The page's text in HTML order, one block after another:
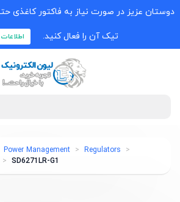
دوستان عزیز در صورت نیاز به فاکتور کاغذی
تیک آن را فعال کنید.
Power Management
Regulators
SD6271LR-G1